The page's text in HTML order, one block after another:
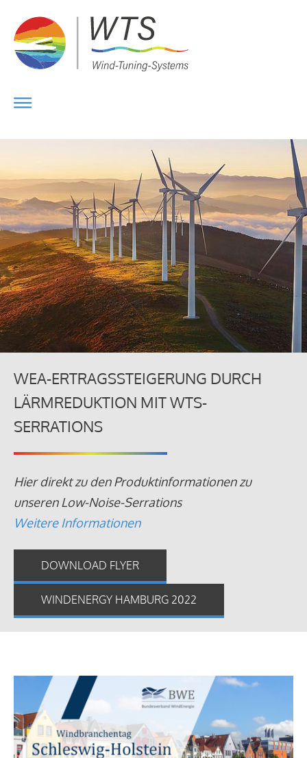
WEA-ERTRAGSSTEIGERUNG DURCH
LÄRMREDUKTION MIT WTS-
SERRATIONS
Hier direkt zu den Produktinformationen zu
unseren Low-Noise-Serrations
Weitere Informationen
DOWNLOAD FLYER
WINDENERGY HAMBURG 2022